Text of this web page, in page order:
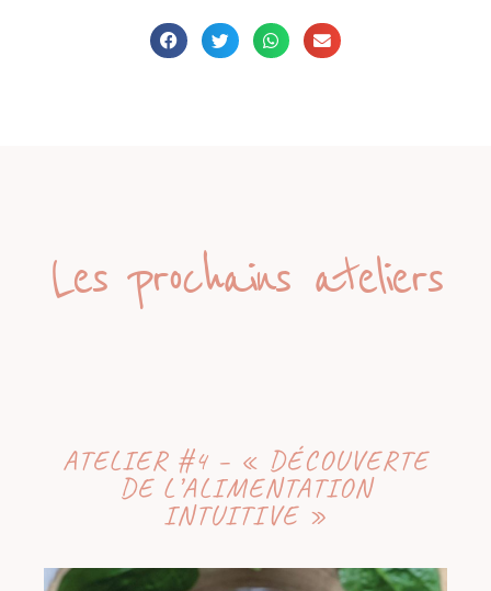
Les prochains ateliers
ATELIER #4 – « DÉCOUVERTE
DE L’ALIMENTATION
INTUITIVE »